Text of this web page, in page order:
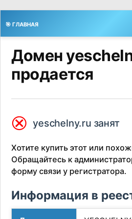
🎯 ГЛАВНАЯ
Домен
продается
⮿ yeschelny.ru занят
Хотите купить этот или
Обращайтесь к
форму связи у регистратора.
Информация в